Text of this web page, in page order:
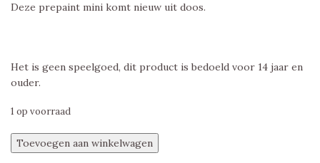
Deze prepaint mini komt nieuw uit doos.
Het is geen speelgoed, dit product is bedoeld voor 14 jaar en
ouder.
1 op voorraad
Phase
Spider,
Toevoegen aan winkelwagen